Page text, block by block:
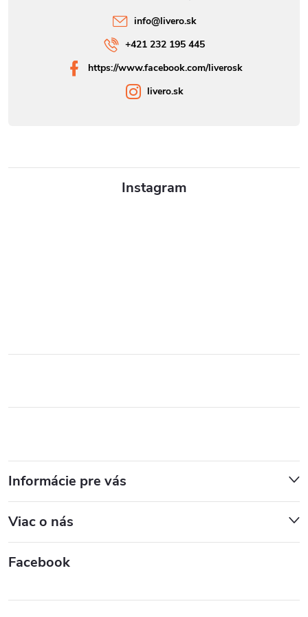
Instagram
Informácie pre vás
Viac o nás
Facebook
info@livero.sk
+421 232 195 445
https://www.facebook.com/liverosk
livero.sk